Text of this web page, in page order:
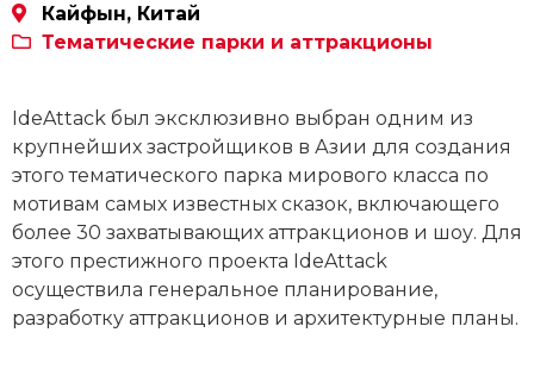
Кайфын, Китай
Тематические парки и аттракционы
IdeAttack был эксклюзивно выбран одним из
крупнейших застройщиков в Азии для создания
этого тематического парка мирового класса по
мотивам самых известных сказок, включающего
более 30 захватывающих аттракционов и шоу. Для
этого престижного проекта IdeAttack
осуществила генеральное планирование,
разработку аттракционов и архитектурные планы.